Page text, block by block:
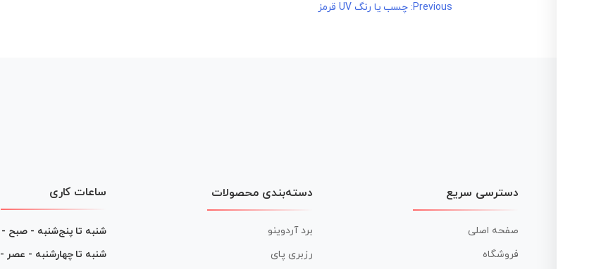
راهبری
Previous: چسب یا رنگ UV قرمز
دسترسی سریع
صفحه اصلی
فروشگاه
دسته‌بندی محصولات
برد آردوینو
رزبری پای
ساعات کاری
شنبه تا پنج‌شنبه - صبح -
شنبه تا چهارشنبه - عصر -